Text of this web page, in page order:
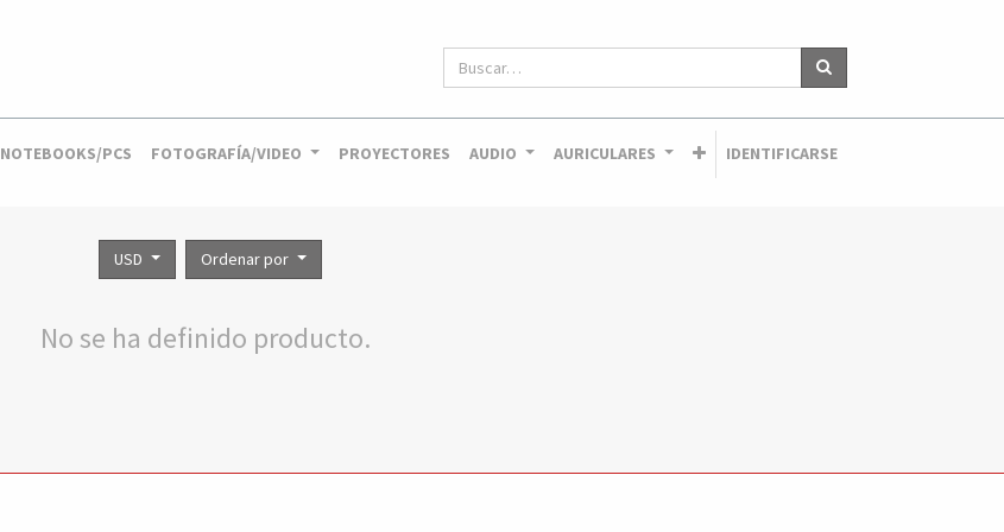
NOTEBOOKS/PCS FOTOGRAFÍA/VIDEO PROYECTORES AUDIO AURICULARES IDENTIFICARSE
USD Ordenar por
No se ha definido producto.